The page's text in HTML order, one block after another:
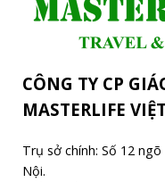
CÔNG TY CP
MASTERLIFE
Trụ sở chính: Số 12
Nội.